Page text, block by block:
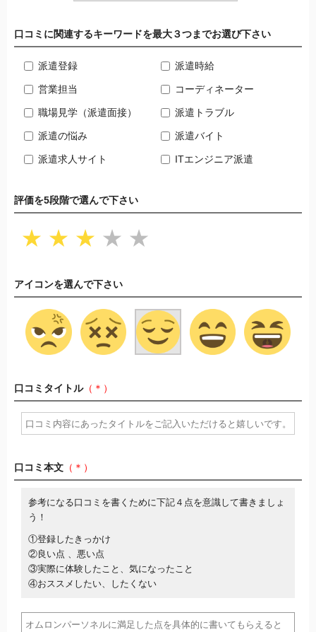
口コミに関連するキーワードを最大３つまでお選び下さい
派遣登録 派遣時給
営業担当 コーディネーター
職場見学（派遣面接） 派遣トラブル
派遣の悩み 派遣バイト
派遣求人サイト ITエンジニア派遣
評価を5段階で選んで下さい
★ ★ ★ ★ ★
アイコンを選んで下さい
口コミタイトル（＊）
口コミ本文 （＊）
参考になる口コミを書くために下記４点を意識して書きましょ
う！
①登録したきっかけ
②良い点 、悪い点
③実際に体験したこと、気になったこと
④おススメしたい、したくない